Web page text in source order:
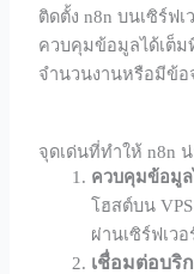
ติดตั้ง n8n บนเซิร์ฟเ
ควบคุมข้อมูลได้เต็ม
จำนวนงานหรือมีข้อ
จุดเด่นที่ทำให้ n8n
ควบคุมข้อมูล
โฮสต์บน
ผ่านเซิร์ฟเว
เชื่อมต่อบริ